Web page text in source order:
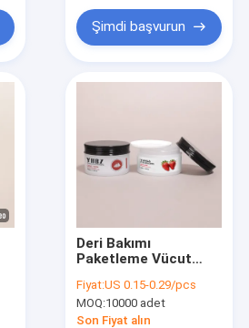
Şimdi başvurun
Deri Bakımı
Paketleme Vücut
Fiyat:US 0.15-0.29/pcs
MOQ:10000 adet
Son Fiyat alın